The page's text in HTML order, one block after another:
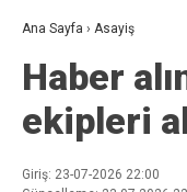
Ana Sayfa › Asayiş
Haber
ekipleri
Giriş: 23-07-2026 22:00